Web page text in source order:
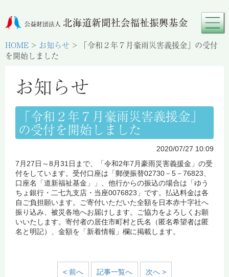
HOME > お知らせ >
「令和２年７月豪雨災害義援金」の受付
を開始しました
お知らせ
「令和２年７月豪雨災害義援金」
の受付を開始しました
2020/07/27 10:09
7月27日～8月31日まで、「令和2年7月豪雨災害義援金」の受
付をしています。受付口座は「郵便振替02730－5－76823、
口座名「道新福祉基金」」、他行からの振込の場合は「ゆう
ちょ銀行・二七九支店・当座0076823」です。払込料金は各
自ご負担願います。ご寄付いただいた全額を日本赤十字社へ
振り込み、被災各地へお届けします。ご協力をよろしくお願
いいたします。寄付者の居住市町村と氏名（匿名希望者は匿
名と明記）、金額を「新着情報」欄に掲載します。
< 前へ 記事一覧へ 次へ >